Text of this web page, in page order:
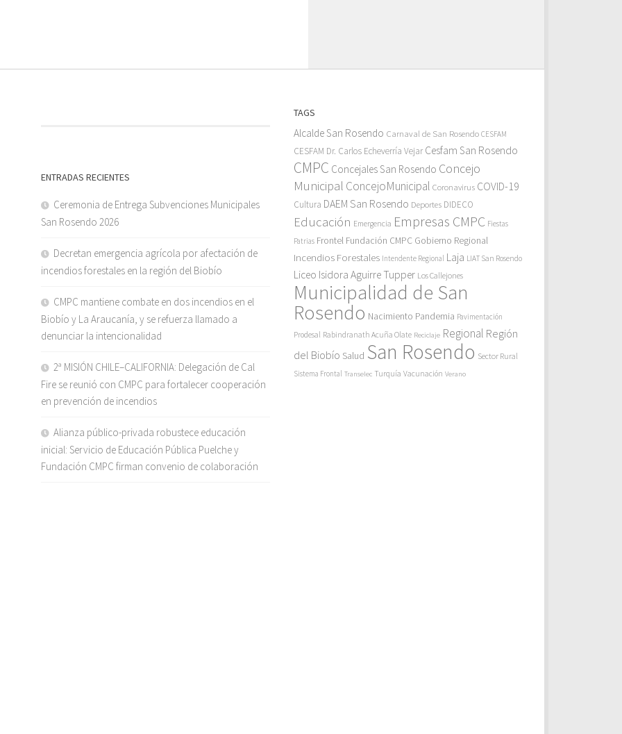
ENTRADAS RECIENTES
Ceremonia de Entrega Subvenciones Municipales
San Rosendo 2026
Decretan emergencia agrícola por afectación de
incendios forestales en la región del Biobío
CMPC mantiene combate en dos incendios en el
Biobío y La Araucanía, y se refuerza llamado a
denunciar la intencionalidad
2ª MISIÓN CHILE–CALIFORNIA: Delegación de Cal
Fire se reunió con CMPC para fortalecer cooperación
en prevención de incendios
Alianza público-privada robustece educación
inicial: Servicio de Educación Pública Puelche y
Fundación CMPC firman convenio de colaboración
TAGS
Alcalde San Rosendo Carnaval de San Rosendo CESFAM
CESFAM Dr. Carlos Echeverría Vejar Cesfam San Rosendo
CMPC Concejales San Rosendo Concejo
Municipal ConcejoMunicipal Coronavirus COVID-19
Cultura DAEM San Rosendo Deportes DIDECO
Educación Emergencia Empresas CMPC Fiestas
Patrias Frontel Fundación CMPC Gobierno Regional
Incendios Forestales Intendente Regional Laja LIAT San Rosendo
Liceo Isidora Aguirre Tupper Los Callejones
Municipalidad de San
Rosendo Nacimiento Pandemia Pavimentación
Prodesal Rabindranath Acuña Olate Reciclaje Regional Región
del Biobío Salud San Rosendo Sector Rural
Sistema Frontal Transelec Turquía Vacunación Verano